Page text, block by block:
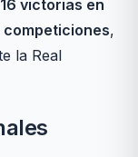
16 victorias en
competiciones,
la Real